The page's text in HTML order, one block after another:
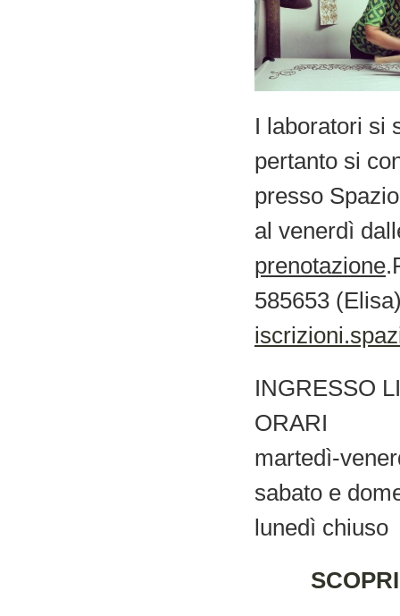
I laboratori si
pertanto si
presso
al venerdì
prenotazione.
585653
INGRESSO
ORARI
martedì-
sabato e
lunedì chiuso